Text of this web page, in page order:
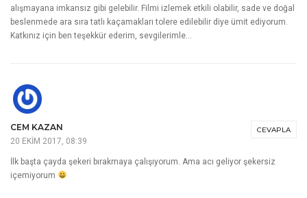
alışmayana imkansız gibi gelebilir. Filmi izlemek etkili olabilir, sade ve doğal
beslenmede ara sıra tatlı kaçamakları tolere edilebilir diye ümit ediyorum.
Katkınız için ben teşekkür ederim, sevgilerimle…
CEVAPLA
CEM KAZAN
20 EKIM 2017, 08:39
İlk başta çayda şekeri bırakmaya çalışıyorum. Ama acı geliyor şekersiz
içemiyorum